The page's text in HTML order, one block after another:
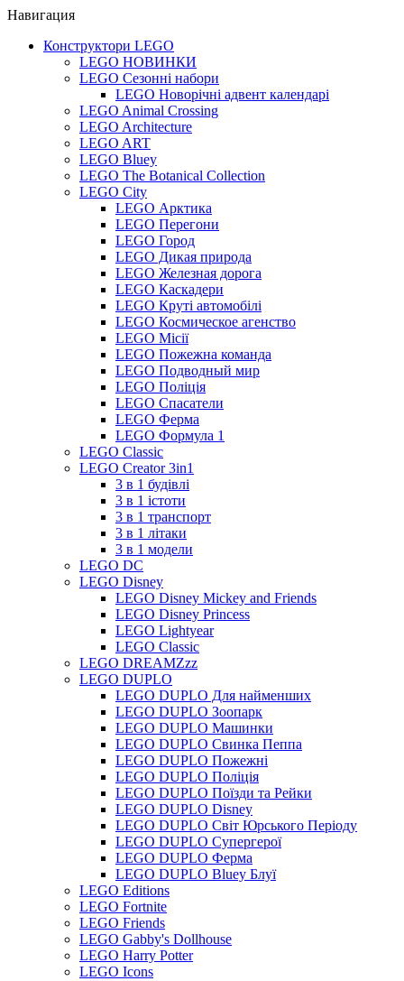
Навигация
Конструктори LEGO
LEGO НОВИНКИ
LEGO Сезонні набори
LEGO Новорічні адвент календарі
LEGO Animal Crossing
LEGO Architecture
LEGO ART
LEGO Bluey
LEGO The Botanical Collection
LEGO City
LEGO Арктика
LEGO Перегони
LEGO Город
LEGO Дикая природа
LEGO Железная дорога
LEGO Каскадери
LEGO Круті автомобілі
LEGO Космическое агенство
LEGO Місії
LEGO Пожежна команда
LEGO Подводный мир
LEGO Поліція
LEGO Спасатели
LEGO Ферма
LEGO Формула 1
LEGO Classic
LEGO Creator 3in1
3 в 1 будівлі
3 в 1 істоти
3 в 1 транспорт
3 в 1 літаки
3 в 1 модели
LEGO DC
LEGO Disney
LEGO Disney Mickey and Friends
LEGO Disney Princess
LEGO Lightyear
LEGO Classic
LEGO DREAMZzz
LEGO DUPLO
LEGO DUPLO Для найменших
LEGO DUPLO Зоопарк
LEGO DUPLO Машинки
LEGO DUPLO Свинка Пеппа
LEGO DUPLO Пожежні
LEGO DUPLO Поліція
LEGO DUPLO Поїзди та Рейки
LEGO DUPLO Disney
LEGO DUPLO Світ Юрського Періоду
LEGO DUPLO Супергерої
LEGO DUPLO Ферма
LEGO DUPLO Bluey Блуї
LEGO Editions
LEGO Fortnite
LEGO Friends
LEGO Gabby's Dollhouse
LEGO Harry Potter
LEGO Icons